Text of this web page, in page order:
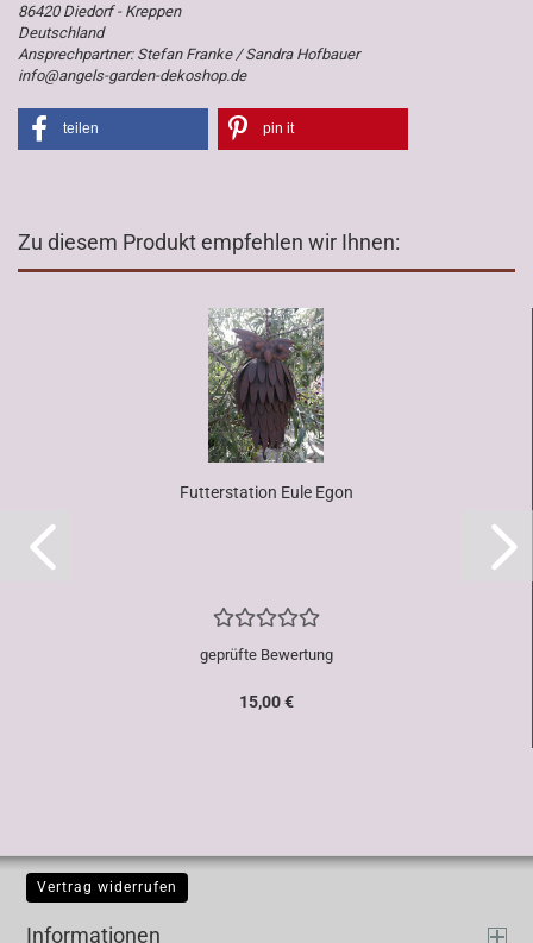
86420 Diedorf - Kreppen
Deutschland
Ansprechpartner: Stefan Franke / Sandra Hofbauer
info@angels-garden-dekoshop.de
teilen pin it
Zu diesem Produkt empfehlen wir Ihnen:
Futterstation Eule Egon
geprüfte Bewertung
15,00 €
Vertrag widerrufen
Informationen